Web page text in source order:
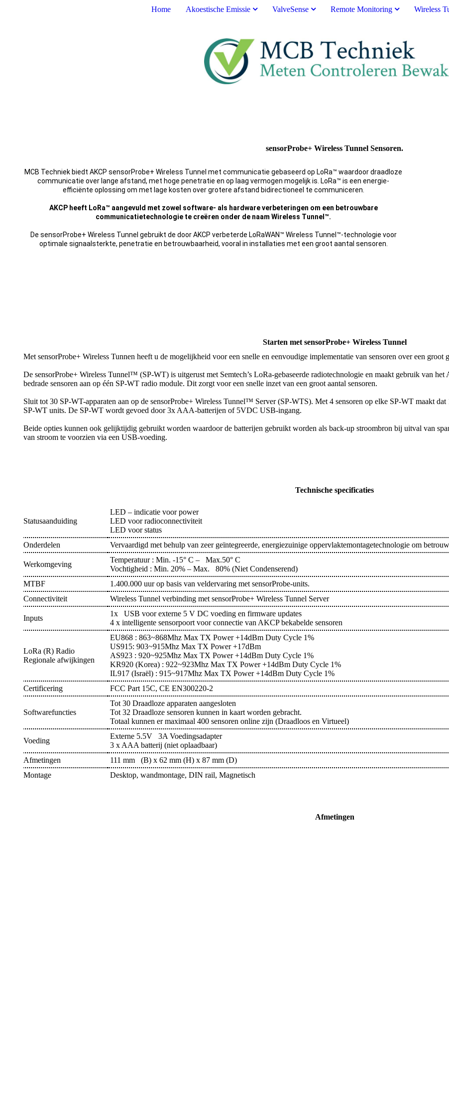
Home Akoestische Emissie ValveSense Remote Monitoring Wireless
sensorProbe+ Wireless Tunnel Sensoren.
MCB Techniek biedt AKCP sensorProbe+ Wireless Tunnel met communicatie gebaseerd op LoRa™ waardoor draadloze
communicatie over lange afstand, met hoge penetratie en op laag vermogen mogelijk is. LoRa™ is een energie-
efficiënte oplossing om met lage kosten over grotere afstand bidirectioneel te communiceren.
AKCP heeft LoRa™ aangevuld met zowel software- als hardware verbeteringen om een betrouwbare
communicatietechnologie te creëren onder de naam Wireless Tunnel™.
De sensorProbe+ Wireless Tunnel gebruikt de door AKCP verbeterde LoRaWAN™ Wireless Tunnel™-technologie voor
optimale signaalsterkte, penetratie en betrouwbaarheid, vooral in installaties met een groot aantal sensoren.
Starten met sensorProbe+ Wireless Tunnel
Met sensorProbe+ Wireless Tunnen heeft u de mogelijkheid voor een snelle en eenvoudige implementatie van sensoren over een groot
De sensorProbe+ Wireless Tunnel™ (SP-WT) is uitgerust met Semtech’s LoRa-gebaseerde radiotechnologie en maakt gebruik van
bedrade sensoren aan op één SP-WT radio module. Dit zorgt voor een snelle inzet van een groot aantal sensoren.
Sluit tot 30 SP-WT-apparaten aan op de sensorProbe+ Wireless Tunnel™ Server (SP-WTS). Met 4 sensoren op elke SP-WT maakt
SP-WT units. De SP-WT wordt gevoed door 3x AAA-batterijen of 5VDC USB-ingang.
Beide opties kunnen ook gelijktijdig gebruikt worden waardoor de batterijen gebruikt worden als back-up stroombron bij uitval van
van stroom te voorzien via een USB-voeding.
Technische specificaties
Statusaanduiding
LED – indicatie voor power
LED voor radioconnectiviteit
LED voor status
Onderdelen
Vervaardigd met behulp van zeer geïntegreerde, energiezuinige oppervlaktemontagetechnologie om
Werkomgeving
Temperatuur : Min. -15° C – Max.50° C
Vochtigheid : Min. 20% – Max. 80% (Niet Condenserend)
MTBF
1.400.000 uur op basis van veldervaring met sensorProbe-units.
Connectiviteit
Wireless Tunnel verbinding met sensorProbe+ Wireless Tunnel Server
Inputs
1x USB voor externe 5 V DC voeding en firmware updates
4 x intelligente sensorpoort voor connectie van AKCP bekabelde sensoren
LoRa (R) Radio
Regionale afwijkingen
EU868 : 863~868Mhz Max TX Power +14dBm Duty Cycle 1%
US915: 903~915Mhz Max TX Power +17dBm
AS923 : 920~925Mhz Max TX Power +14dBm Duty Cycle 1%
KR920 (Korea) : 922~923Mhz Max TX Power +14dBm Duty Cycle 1%
IL917 (Israël) : 915~917Mhz Max TX Power +14dBm Duty Cycle 1%
Certificering
FCC Part 15C, CE EN300220-2
Softwarefuncties
Tot 30 Draadloze apparaten aangesloten
Tot 32 Draadloze sensoren kunnen in kaart worden gebracht.
Totaal kunnen er maximaal 400 sensoren online zijn (Draadloos en Virtueel)
Voeding
Externe 5.5V 3A Voedingsadapter
3 x AAA batterij (niet oplaadbaar)
Afmetingen
111 mm (B) x 62 mm (H) x 87 mm (D)
Montage
Desktop, wandmontage, DIN rail, Magnetisch
Afmetingen